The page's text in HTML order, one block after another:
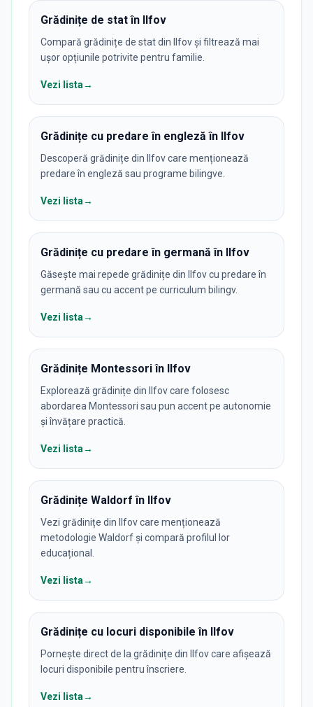
Grădinițe de stat în Ilfov
Compară grădinițe de stat din Ilfov și filtrează mai
ușor opțiunile potrivite pentru familie.
Vezi lista→
Grădinițe cu predare în engleză în Ilfov
Descoperă grădinițe din Ilfov care menționează
predare în engleză sau programe bilingve.
Vezi lista→
Grădinițe cu predare în germană în Ilfov
Găsește mai repede grădinițe din Ilfov cu predare în
germană sau cu accent pe curriculum bilingv.
Vezi lista→
Grădinițe Montessori în Ilfov
Explorează grădinițe din Ilfov care folosesc
abordarea Montessori sau pun accent pe autonomie
și învățare practică.
Vezi lista→
Grădinițe Waldorf în Ilfov
Vezi grădinițe din Ilfov care menționează
metodologie Waldorf și compară profilul lor
educațional.
Vezi lista→
Grădinițe cu locuri disponibile în Ilfov
Pornește direct de la grădinițe din Ilfov care afișează
locuri disponibile pentru înscriere.
Vezi lista→